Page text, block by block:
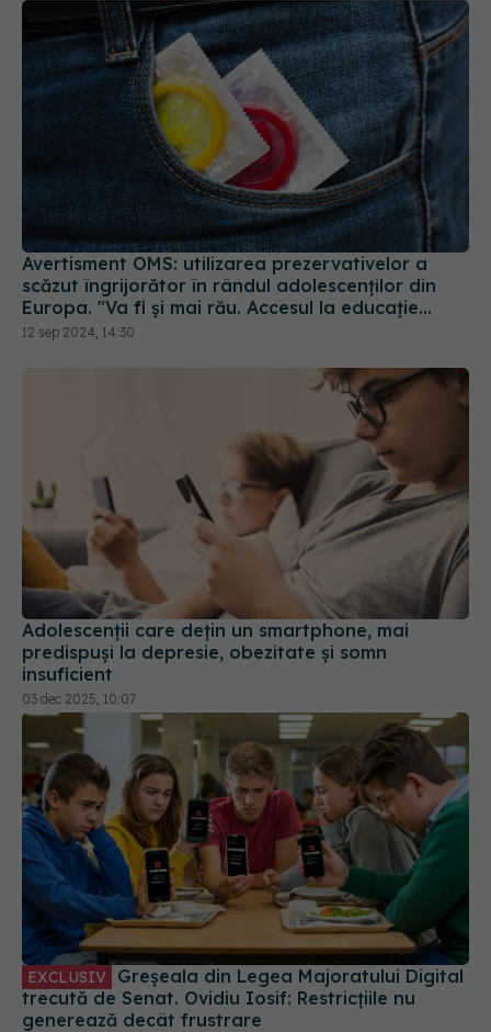
Avertisment OMS: utilizarea prezervativelor a
scăzut îngrijorător în rândul adolescenţilor din
Europa. "Va fi și mai rău. Accesul la educație
sexuală este vital"
12 sep 2024, 14:30
Adolescenţii care deţin un smartphone, mai
predispuşi la depresie, obezitate şi somn
insuficient
03 dec 2025, 10:07
EXCLUSIV
trecută de Senat. Ovidiu Iosif: Restricțiile nu
generează decât frustrare